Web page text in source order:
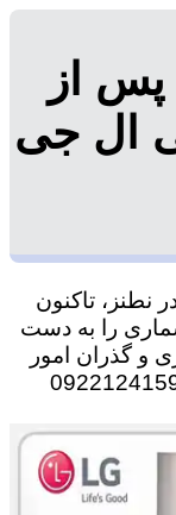
پس از
ال جی
نطنز، تاکنون
را به دست
و گذران امور
کمک های فراوانی ارائه کنند.09221241597